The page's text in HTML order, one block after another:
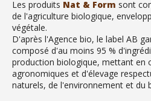
Les produits Nat & Form sont
de l'agriculture biologique,
végétale.
D'après l'Agence bio, le label AB
composé d'au moins 95 %
production biologique, mettant en
agronomiques et d'élevage
naturels, de l'environnement et du